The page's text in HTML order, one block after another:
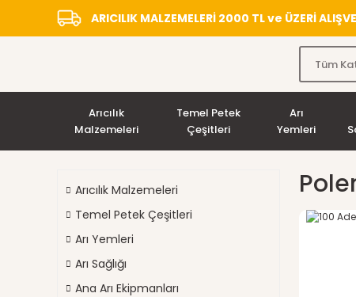
ARICILIK MALZEMELERİ 2000 TL ve ÜZERİ
Arıcılık
Malzemeleri
Temel Petek
Çeşitleri
Arı
Yemleri
Arıcılık Malzemeleri
Temel Petek Çeşitleri
Arı Yemleri
Arı Sağlığı
Ana Arı Ekipmanları